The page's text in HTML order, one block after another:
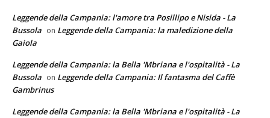
Leggende della Campania: l'amore tra Posillipo e Nisida - La
Bussola on Leggende della Campania: la maledizione della
Gaiola
Leggende della Campania: la Bella 'Mbriana e l'ospitalità - La
Bussola on Leggende della Campania: Il fantasma del Caffè
Gambrinus
Leggende della Campania: la Bella 'Mbriana e l'ospitalità - La